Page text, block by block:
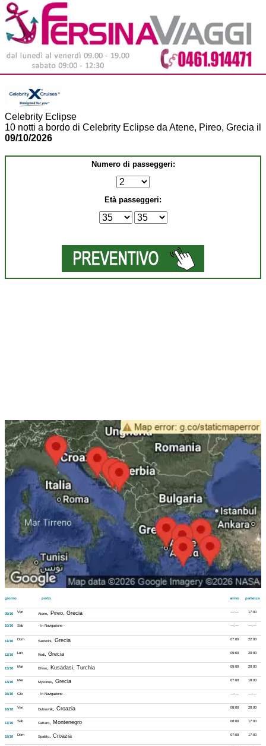
Celebrity Eclipse
10 notti a bordo di Celebrity Eclipse da Atene, Pireo, Grecia il
09/10/2026
Numero di passeggeri:
Età passeggeri:
giorno porto partenza
arrivo
17:00
---:---
09/10 Ven Atene, Pireo, Grecia
---:---
---:---
10/10 Sab - In Navigazione -
22:00
07:00
11/10 Dom Santorini, Grecia
20:00
09:00
12/10 Lun Rodi, Grecia
20:00
09:00
13/10 Mar Efeso, Kusadasi, Turchia
18:00
07:00
14/10 Mer Mykonos, Grecia
---:---
---:---
15/10 Gio - In Navigazione -
20:00
08:00
16/10 Ven Dubrovnik, Croazia
17:00
08:00
17/10 Sab Cattaro, Montenegro
17:00
07:00
18/10 Dom Spalato, Croazia